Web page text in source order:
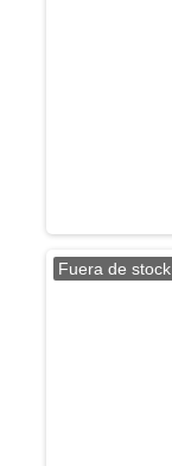
Fuera de stock